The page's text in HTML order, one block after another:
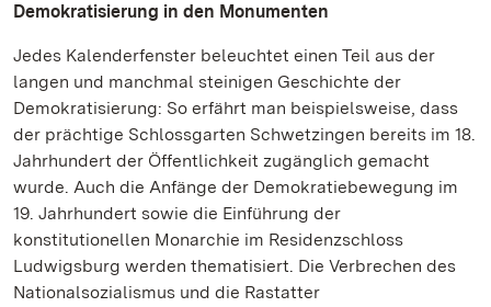
Demokratisierung in den Monumenten
Jedes Kalenderfenster beleuchtet einen Teil aus der
langen und manchmal steinigen Geschichte der
Demokratisierung: So erfährt man beispielsweise, dass
der prächtige Schlossgarten Schwetzingen bereits im 18.
Jahrhundert der Öffentlichkeit zugänglich gemacht
wurde. Auch die Anfänge der Demokratiebewegung im
19. Jahrhundert sowie die Einführung der
konstitutionellen Monarchie im Residenzschloss
Ludwigsburg werden thematisiert. Die Verbrechen des
Nationalsozialismus und die Rastatter